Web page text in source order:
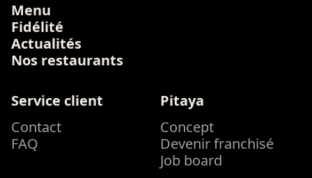
Menu
Fidélité
Actualités
Nos restaurants
Service client
Contact
FAQ
Pitaya
Concept
Devenir franchisé
Job board